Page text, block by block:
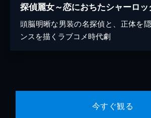
探偵麗女～恋におちたシャーロッ
頭脳明晰な男装の名探偵と、正体を
ンスを描くラブコメ時代劇
今すぐ観る